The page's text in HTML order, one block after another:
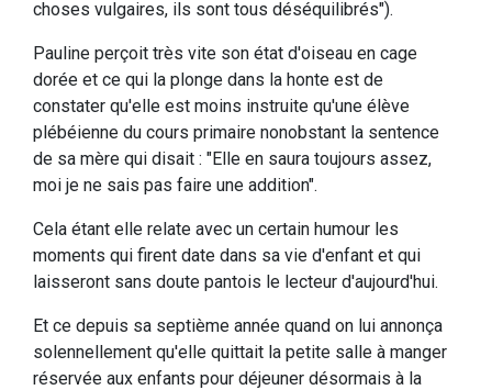
choses vulgaires, ils sont tous déséquilibrés").
Pauline perçoit très vite son état d'oiseau en cage
dorée et ce qui la plonge dans la honte est de
constater qu'elle est moins instruite qu'une élève
plébéienne du cours primaire nonobstant la sentence
de sa mère qui disait : "Elle en saura toujours assez,
moi je ne sais pas faire une addition".
Cela étant elle relate avec un certain humour les
moments qui firent date dans sa vie d'enfant et qui
laisseront sans doute pantois le lecteur d'aujourd'hui.
Et ce depuis sa septième année quand on lui annonça
solennellement qu'elle quittait la petite salle à manger
réservée aux enfants pour déjeuner désormais à la